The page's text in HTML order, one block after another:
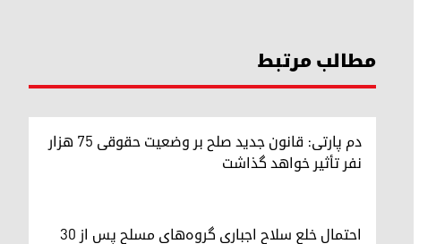
مطالب مرتبط
دم پارتی: قانون جدید صلح بر وضعیت حقوقی ۷۵ هزار
نفر تأثیر خواهد گذاشت
احتمال خلع سلاح اجباری گروه‌های مسلح پس از ۳۰